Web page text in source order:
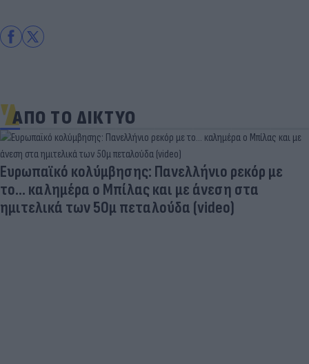
ΑΠΟ ΤΟ ΔΙΚΤΥΟ
Ευρωπαϊκό κολύμβησης: Πανελλήνιο ρεκόρ με
το... καλημέρα ο Μπίλας και με άνεση στα
ημιτελικά των 50μ πεταλούδα (video)